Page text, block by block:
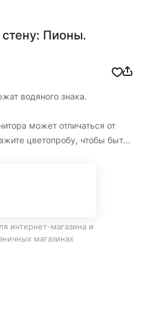
Пионы.
водяного знака.
может отличаться от
цветопробу, чтобы быть
БЕСПЛАТНО
интернет-магазина и
магазинах